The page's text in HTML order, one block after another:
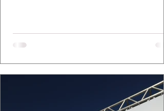
algo de intemporal em vestir o vento e
que ele conduza a cena. Cada dobra do
cada reflexo dourado da luz sobre a pe